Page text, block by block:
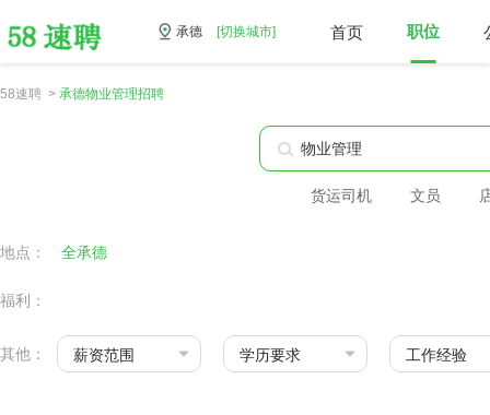
承德 [切换城市] 首页 职位
58速聘 > 承德物业管理招聘
货运司机 文员
地点： 全承德
福利：
其他： 薪资范围 学历要求 工作经验